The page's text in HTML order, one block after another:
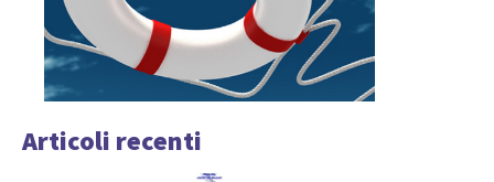
Articoli recenti